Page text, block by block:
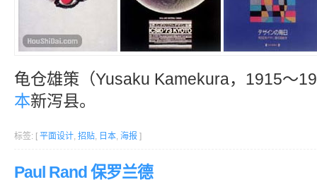
龟仓雄策（Yusaku Kamekura，1915～
本新泻县。
标签: [ 平面设计, 招贴, 日本, 海报 ]
Paul Rand 保罗兰德